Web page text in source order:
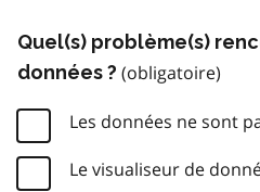
Quel(s) problème(s)
données ?
Les données ne sont
Le visualiseur de